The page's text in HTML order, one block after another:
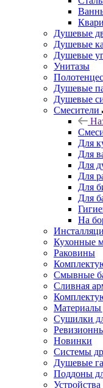
Душевые
Душевые
Душевые
Унитазы
Душевые
Душевые
Смесители
Для
Для
Для
Для
Для
Для
На
Кухонные
Раковины
Смывные
Сливная
Материалы
Сушилки
Новинки
Системы
Душевые
Поддоны